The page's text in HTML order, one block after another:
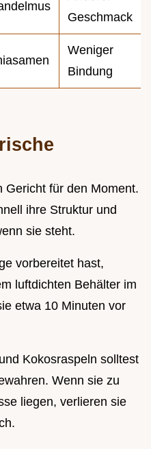
Geschmack
Weniger
Bindung
Gericht für den Moment.
ihre Struktur und
sie steht.
vorbereitet hast,
luftdichten Behälter im
etwa 10 Minuten vor
Kokosraspeln solltest
Wenn sie zu
liegen, verlieren sie